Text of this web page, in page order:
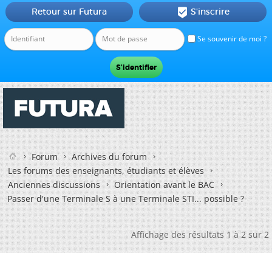
Se souvenir de moi ?
Retour sur Futura  S'inscrire
Forum
Archives du forum
Les forums des enseignants, étudiants et élèves
Anciennes discussions
Orientation avant le BAC
Passer d'une Terminale S à une Terminale STI... possible ?
Affichage des résultats 1 à 2 sur 2